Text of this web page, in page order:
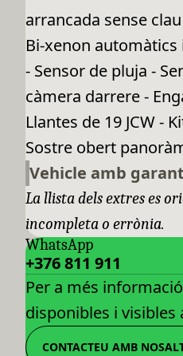
arrancada sense
Bi-xenon automàtics
- Sensor de pluja -
càmera darrere -
Llantes de 19 JCW -
Sostre obert
Vehicle amb
La llista dels extres es
incompleta o errònia.
WhatsApp
+376 811 911
Per a més
disponibles i visibles
CONTACTEU AMB